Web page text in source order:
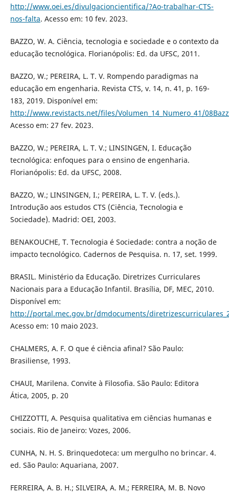
http://www.oei.es/divulgacioncientifica/?Ao-trabalhar-CTS-
nos-falta. Acesso em: 10 fev. 2023.
BAZZO, W. A. Ciência, tecnologia e sociedade e o contexto da
educação tecnológica. Florianópolis: Ed. da UFSC, 2011.
BAZZO, W.; PEREIRA, L. T. V. Rompendo paradigmas na
educação em engenharia. Revista CTS, v. 14, n. 41, p. 169-
183, 2019. Disponível em:
http://www.revistacts.net/files/Volumen_14_Numero_41/
Acesso em: 27 fev. 2023.
BAZZO, W.; PEREIRA, L. T. V.; LINSINGEN, I. Educação
tecnológica: enfoques para o ensino de engenharia.
Florianópolis: Ed. da UFSC, 2008.
BAZZO, W.; LINSINGEN, I.; PEREIRA, L. T. V. (eds.).
Introdução aos estudos CTS (Ciência, Tecnologia e
Sociedade). Madrid: OEI, 2003.
BENAKOUCHE, T. Tecnologia é Sociedade: contra a noção de
impacto tecnológico. Cadernos de Pesquisa. n. 17, set. 1999.
BRASIL. Ministério da Educação. Diretrizes Curriculares
Nacionais para a Educação Infantil. Brasília, DF, MEC, 2010.
Disponível em:
http://portal.mec.gov.br/dmdocuments/
Acesso em: 10 maio 2023.
CHALMERS, A. F. O que é ciência afinal? São Paulo:
Brasiliense, 1993.
CHAUI, Marilena. Convite à Filosofia. São Paulo: Editora
Ática, 2005, p. 20
CHIZZOTTI, A. Pesquisa qualitativa em ciências humanas e
sociais. Rio de Janeiro: Vozes, 2006.
CUNHA, N. H. S. Brinquedoteca: um mergulho no brincar. 4.
ed. São Paulo: Aquariana, 2007.
FERREIRA, A. B. H.; SILVEIRA, A. M.; FERREIRA, M. B. Novo